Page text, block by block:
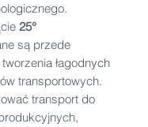
25°
są przede
łagodnych
transportowych.
transport do